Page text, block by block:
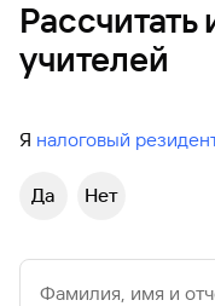
Рассчитать
учителей
Я налоговый
Да Нет
Фамилия, имя и